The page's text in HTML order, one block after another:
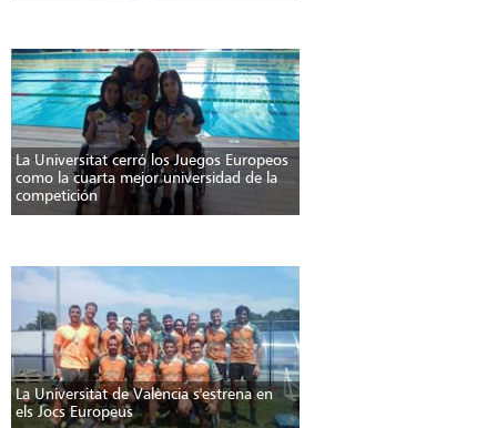
La Universitat cerró los Juegos Europeos
como la cuarta mejor universidad de la
competición
La Universitat de València s'estrena en
els Jocs Europeus